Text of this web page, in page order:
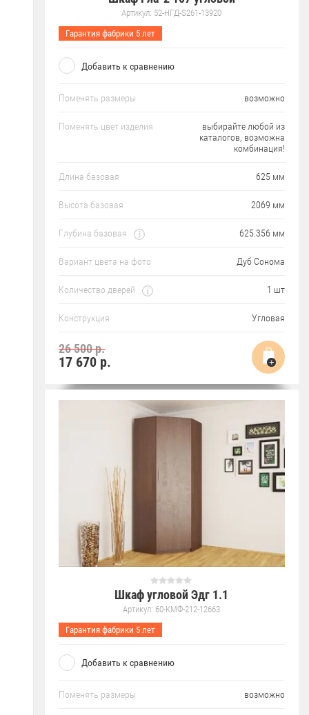
Артикул: 52-НГД-S261-13920
Гарантия фабрики 5 лет
Добавить к сравнению
Поменять размеры возможно
Поменять цвет изделия
выбирайте любой из
каталогов, возможна
комбинация!
Длина базовая 625 мм
Высота базовая 2069 мм
Глубина базовая 625.356 мм
Вариант цвета на фото Дуб Сонома
Количество дверей 1 шт
Конструкция Угловая
26 500 р.
17 670р.
Шкаф угловой Эдг 1.1
Артикул: 60-КМФ-212-12663
Гарантия фабрики 5 лет
Добавить к сравнению
Поменять размеры возможно